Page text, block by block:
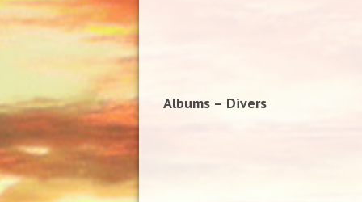
Albums – Divers